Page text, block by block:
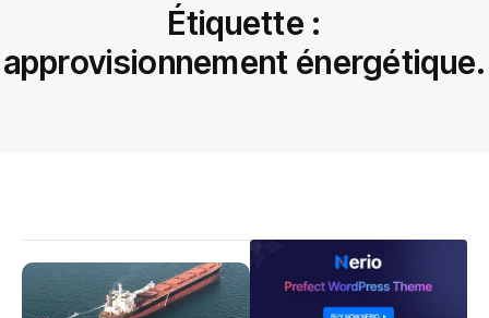
Étiquette :
approvisionnement énergétique.